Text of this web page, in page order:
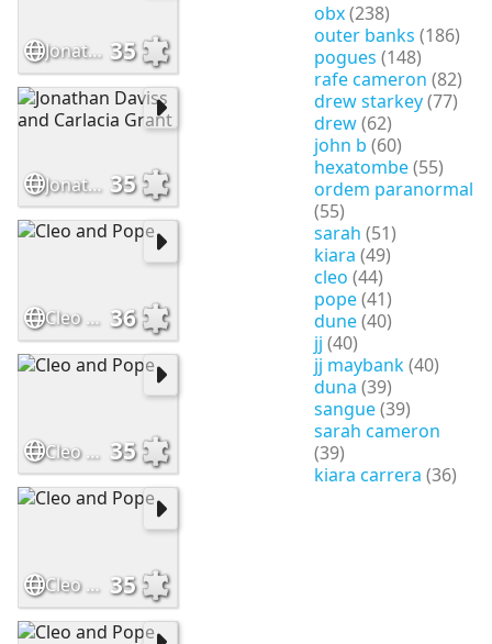
obx(238)
outer banks (186)
pogues (148)
rafe cameron (82)
drew starkey(77)
drew(62)
john b (60)
hexatombe(55)
ordem paranormal
(55)
sarah (51)
kiara (49)
cleo (44)
pope(41)
dune(40)
jj (40)
jj maybank(40)
duna (39)
sangue(39)
sarah cameron
(39)
kiara carrera (36)
Jonathan Daviss and Carlacia Grant 35
Jonathan Daviss and Carlacia Grant 35
Cleo and Pope 36
Cleo and Pope 35
Cleo and Pope 35